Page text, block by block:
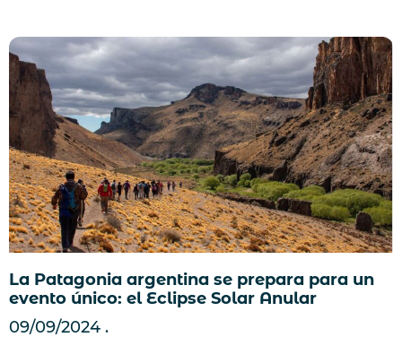
La Patagonia argentina se prepara para un
evento único: el Eclipse Solar Anular
09/09/2024